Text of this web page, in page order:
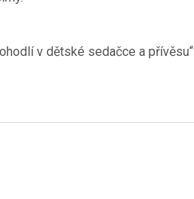
v dětské sedačce a přívěsu“